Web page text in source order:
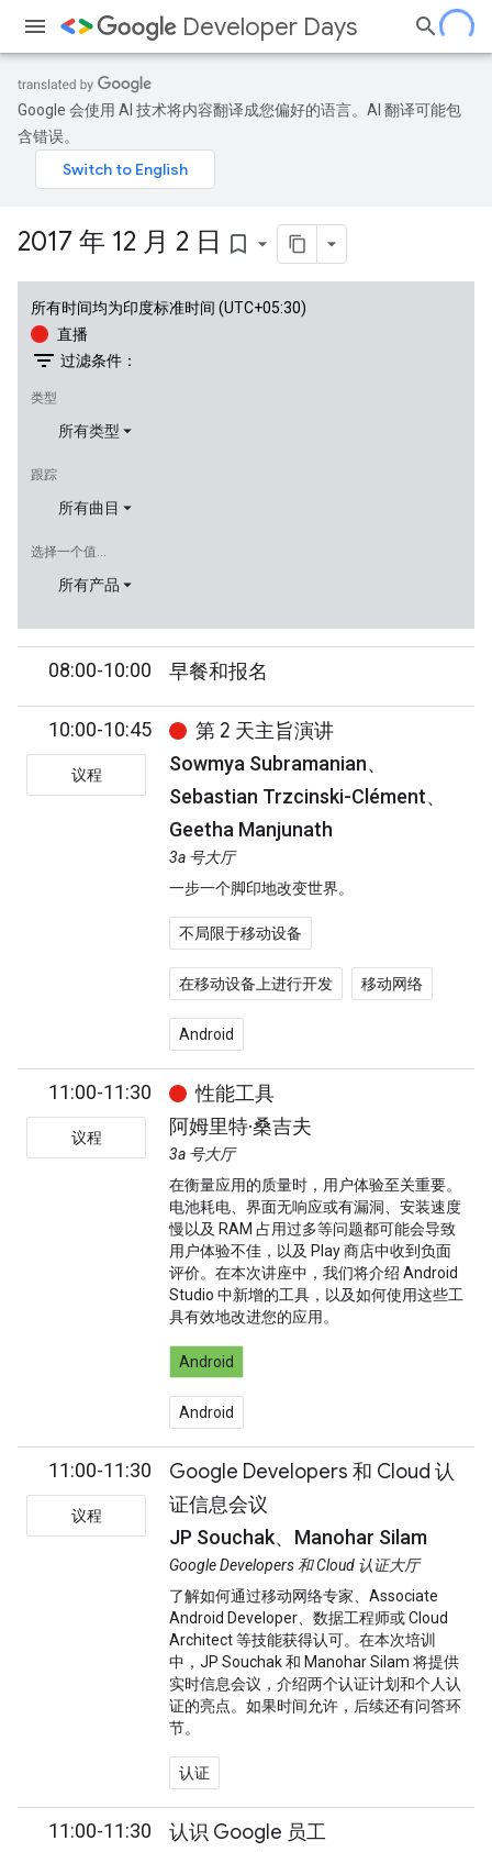
Developer Days
Google 会使用 AI 技术将内容翻译成您偏好的语言。AI 翻译可能包
含错误。
2017 年 12 月 2 日 bookmark_border
所有时间均为印度标准时间 (UTC+05:30)
直播
filter_list 过滤条件：
类型
所有类型
跟踪
所有曲目
选择一个值...
所有产品
08:00-10:00 早餐和报名
10:00-10:45
议程
第 2 天主旨演讲
Sowmya Subramanian、
Sebastian Trzcinski-Clément、
Geetha Manjunath
3a 号大厅
一步一个脚印地改变世界。
不局限于移动设备
在移动设备上进行开发 移动网络
Android
11:00-11:30
议程
性能工具
阿姆里特·桑吉夫
3a 号大厅
在衡量应用的质量时，用户体验至关重要。
电池耗电、界面无响应或有漏洞、安装速度
慢以及 RAM 占用过多等问题都可能会导致
用户体验不佳，以及 Play 商店中收到负面
评价。在本次讲座中，我们将介绍 Android
Studio 中新增的工具，以及如何使用这些工
具有效地改进您的应用。
Android
Android
11:00-11:30
议程
Google Developers 和 Cloud 认
证信息会议
JP Souchak、Manohar Silam
Google Developers 和 Cloud 认证大厅
了解如何通过移动网络专家、Associate
Android Developer、数据工程师或 Cloud
Architect 等技能获得认可。在本次培训
中，JP Souchak 和 Manohar Silam 将提供
实时信息会议，介绍两个认证计划和个人认
证的亮点。如果时间允许，后续还有问答环
节。
认证
11:00-11:30 认识 Google 员工